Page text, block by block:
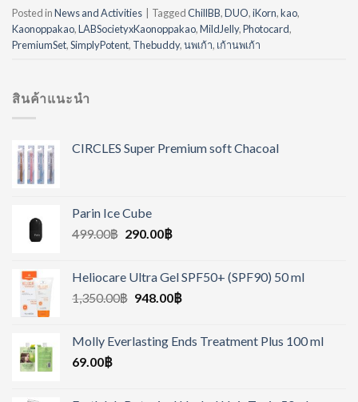
Posted inNews and Activities TaggedChillBB,DUO,iKorn,kao,
Kaonoppakao,LABSocietyxKaonoppakao,MildJelly,Photocard,
PremiumSet,SimplyPotent, Thebuddy,นพเก้า, เก้านพเก้า
สินค้าแนะนำ
CIRCLES Super Premium soft Chacoal
Parin Ice Cube
499.00฿ 290.00฿
Heliocare Ultra Gel SPF50+ (SPF90) 50 ml
1,350.00฿ 948.00฿
Molly Everlasting Ends Treatment Plus 100 ml
69.00฿